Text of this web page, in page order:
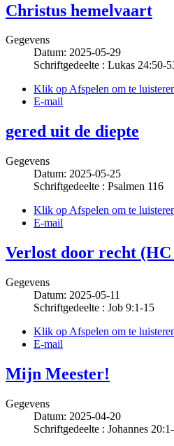
Christus hemelvaart
Gegevens
Datum: 2025-05-29
Schriftgedeelte : Lukas 24:50-
Klik op Afspelen om te
E-mail
gered uit de diepte
Gegevens
Datum: 2025-05-25
Schriftgedeelte : Psalmen 116
Klik op Afspelen om te
E-mail
Verlost door recht (HC
Gegevens
Datum: 2025-05-11
Schriftgedeelte : Job 9:1-15
Klik op Afspelen om te
E-mail
Mijn Meester!
Gegevens
Datum: 2025-04-20
Schriftgedeelte : Johannes